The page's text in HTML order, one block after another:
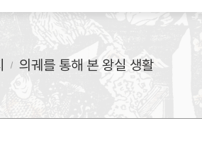
지리지 이야기
의궤를 통해 본 왕실 생활